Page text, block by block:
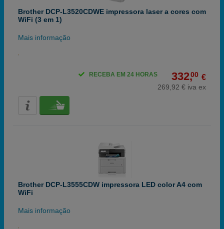
Brother DCP-L3520CDWE impressora laser a cores com
WiFi (3 em 1)
Mais informação
332,00 €
269,92 € iva ex
RECEBA EM 24 HORAS
Brother DCP-L3555CDW impressora LED color A4 com
WiFi
Mais informação